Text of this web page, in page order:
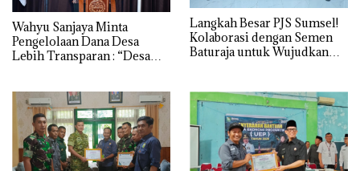
Wahyu Sanjaya Minta
Pengelolaan Dana Desa
Lebih Transparan : “Desa
Langkah Besar PJS Sumsel!
Kolaborasi dengan Semen
Baturaja untuk Wujudkan